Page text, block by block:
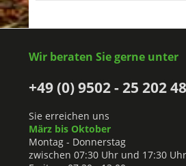
Wir beraten Sie gerne unter
+49 (0) 9502 - 25 202 48
Sie erreichen uns
März bis Oktober
Montag - Donnerstag
zwischen 07:30 Uhr und 17:30 Uhr